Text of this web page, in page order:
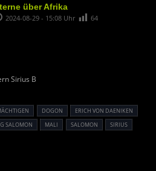
über Afrika
2024-08-29 - 15:08 Uhr 64
Sirius B
DOGON
ERICH VON DAENIKEN
SALOMON MALI SALOMON
SIRIUS